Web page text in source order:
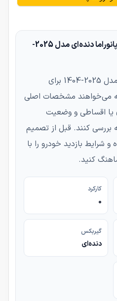
راهنمای انتخاب پژو 207i پانوراما دنده‌ای مدل 2025-
پژو 207i پانوراما دنده‌ای مدل 2025-1404 برای
می‌خواهند مشخصات اصلی
یا اقساطی و وضعیت
کنند. قبل از تصمیم
بازدید خودرو را با
کنید.
کارکرد
0
گیربکس
دنده‌ای